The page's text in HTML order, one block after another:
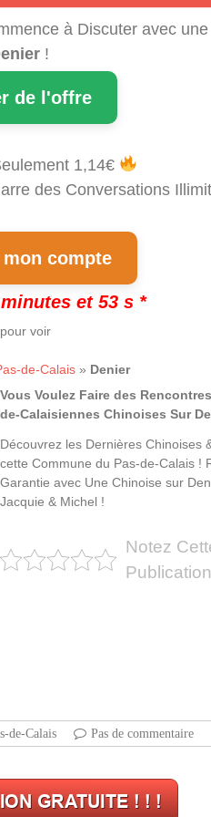
à Discuter avec une
!
de l'offre
1,14€
des Conversations
mon compte
et 53 s *
voir
de-Calais » Denier
Vous Voulez Faire des
de-Calaisiennes Chinoises Sur
Découvrez les Dernières Chinoises
cette Commune du Pas-de-Calais !
Garantie avec Une Chinoise sur
Jacquie & Michel !
Notez
de-Calais Pas de commentaire